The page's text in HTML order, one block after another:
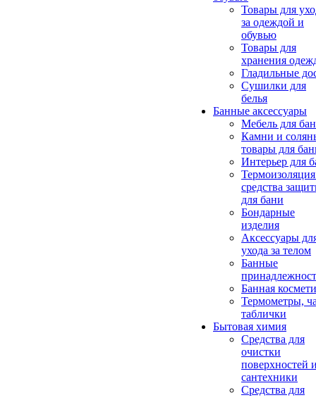
Товары для
за одеждой и
обувью
Товары для
хранения
Гладильные
Сушилки для
белья
Банные аксессуары
Мебель для
Камни и
товары для
Интерьер для
средства
для бани
Бондарные
изделия
Аксеcсуары
ухода за телом
Банные
Банная
Термометры,
таблички
Бытовая химия
Средства для
очистки
поверхностей
сантехники
Средства для